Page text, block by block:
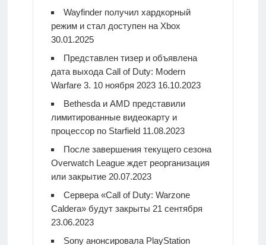
Wayfinder получил хардкорный
режим и стал доступен на Xbox
30.01.2025
Представлен тизер и объявлена
дата выхода Call of Duty: Modern
Warfare 3. 10 ноября 2023 16.10.2023
Bethesda и AMD представили
лимитированные видеокарту и
процессор по Starfield 11.08.2023
После завершения текущего сезона
Overwatch League ждет реорганизация
или закрытие 20.07.2023
Сервера «Call of Duty: Warzone
Caldera» будут закрыты 21 сентября
23.06.2023
Sony анонсировала PlayStation